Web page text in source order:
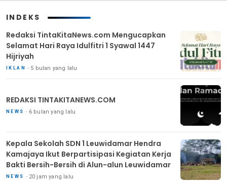
INDEKS
Redaksi TintaKitaNews.com Mengucapkan
Selamat Hari Raya Idulfitri 1 Syawal 1447
Hijriyah
IKLAN 5 bulan yang lalu
REDAKSI TINTAKITANEWS.COM
NEWS 6 bulan yang lalu
Kepala Sekolah SDN 1 Leuwidamar Hendra
Kamajaya Ikut Berpartisipasi Kegiatan Kerja
Bakti Bersih-Bersih di Alun-alun Leuwidamar
NEWS 20 jam yang lalu